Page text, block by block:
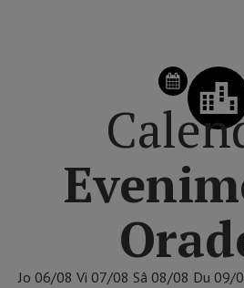
Jo 06/08 Vi 07/08 Sâ 08/08 Du 09/